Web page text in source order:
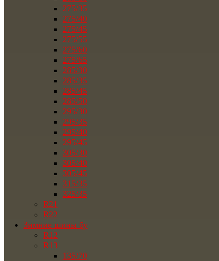
275/35
275/40
275/45
275/55
275/60
275/65
285/30
285/35
285/45
285/50
295/30
295/35
295/40
295/45
305/30
305/40
305/45
315/35
325/35
R21
R22
Зимние шины бу
R12
R13
135/70